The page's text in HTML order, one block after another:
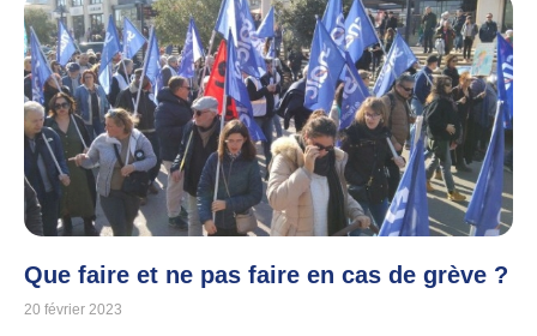
Que faire et ne pas faire en cas de grève ?
20 février 2023